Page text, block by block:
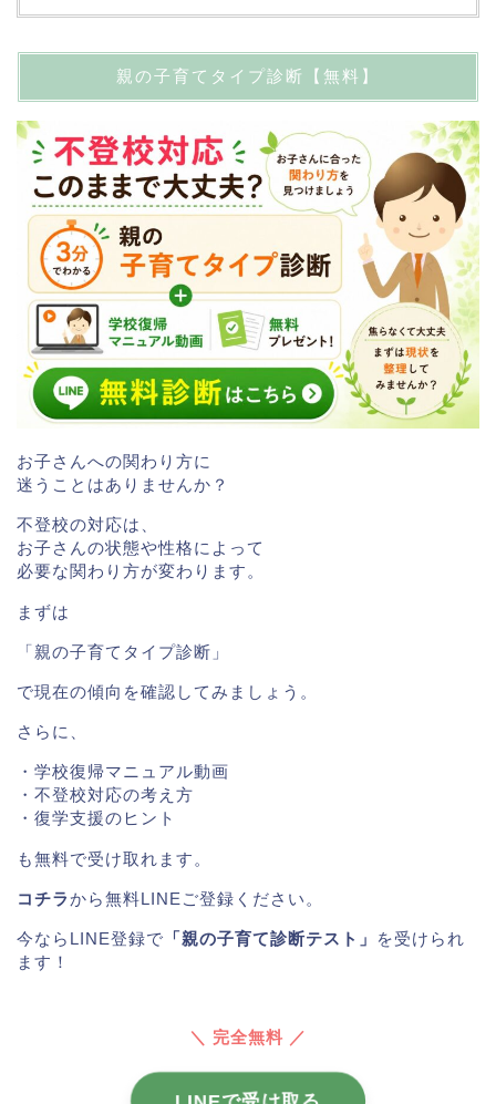
親の子育てタイプ診断【無料】
お子さんへの関わり方に
迷うことはありませんか？
不登校の対応は、
お子さんの状態や性格によって
必要な関わり方が変わります。
まずは
「親の子育てタイプ診断」
で現在の傾向を確認してみましょう。
さらに、
・学校復帰マニュアル動画
・不登校対応の考え方
・復学支援のヒント
も無料で受け取れます。
コチラから無料LINEご登録ください。
今ならLINE登録で 「親の子育て診断テスト」
を受けられ
ます！
＼ 完全無料 ／